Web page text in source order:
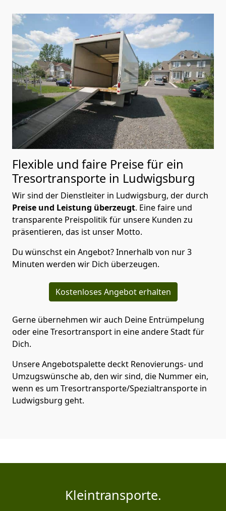
Flexible und faire Preise für ein
Tresortransporte in Ludwigsburg
Wir sind der Dienstleiter in Ludwigsburg, der durch
Preise und Leistung überzeugt. Eine faire und
transparente Preispolitik für unsere Kunden zu
präsentieren, das ist unser Motto.
Du wünschst ein Angebot? Innerhalb von nur 3
Minuten werden wir Dich überzeugen.
Kostenloses Angebot erhalten
Gerne übernehmen wir auch Deine Entrümpelung
oder eine Tresortransport in eine andere Stadt für
Dich.
Unsere Angebotspalette deckt Renovierungs- und
Umzugswünsche ab, den wir sind, die Nummer ein,
wenn es um Tresortransporte/Spezialtransporte in
Ludwigsburg geht.
Kleintransporte.